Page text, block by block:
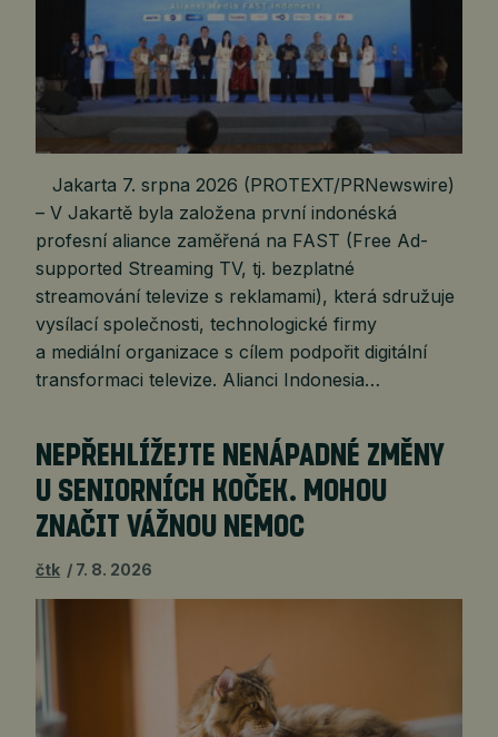
Jakarta 7. srpna 2026 (PROTEXT/PRNewswire)
– V Jakartě byla založena první indonéská
profesní aliance zaměřená na FAST (Free Ad-
supported Streaming TV, tj. bezplatné
streamování televize s reklamami), která sdružuje
vysílací společnosti, technologické firmy
a mediální organizace s cílem podpořit digitální
transformaci televize. Alianci Indonesia…
NEPŘEHLÍŽEJTE NENÁPADNÉ ZMĚNY
U SENIORNÍCH KOČEK. MOHOU
ZNAČIT VÁŽNOU NEMOC
čtk 7. 8. 2026